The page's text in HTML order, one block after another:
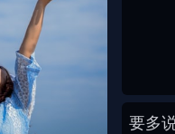
要多